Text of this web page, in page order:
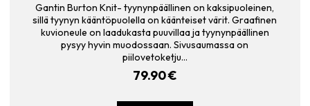
Gantin Burton Knit- tyynynpäällinen on kaksipuoleinen,
sillä tyynyn kääntöpuolella on käänteiset värit. Graafinen
kuvioneule on laadukasta puuvillaa ja tyynynpäällinen
pysyy hyvin muodossaan. Sivusaumassa on
piilovetoketju…
79.90€